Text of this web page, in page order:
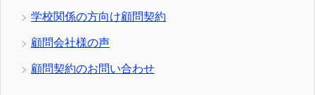
学校関係の方向け顧問契約
顧問会社様の声
顧問契約のお問い合わせ